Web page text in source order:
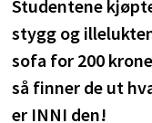
Studentene
stygg og
sofa for 200
så finner de ut
er INNI den!